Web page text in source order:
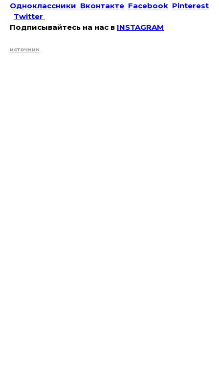
Одноклассники Вконтакте Facebook Pinterest
Twitter
Подписывайтесь на наc в INSTAGRAM
источник